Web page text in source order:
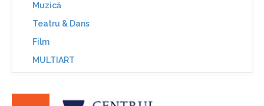
Muzică
Teatru & Dans
Film
MULTIART